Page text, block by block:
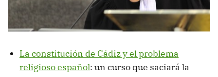
La constitución de Cádiz y el problema
religioso español: un curso que saciará la